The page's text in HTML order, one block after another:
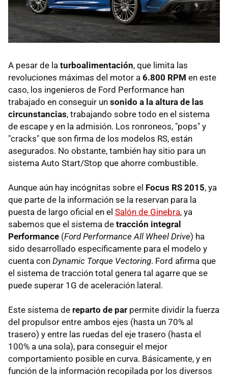
A pesar de la turboalimentación, que limita las
revoluciones máximas del motor a 6.800 RPM en este
caso, los ingenieros de Ford Performance han
trabajado en conseguir un sonido a la altura de las
circunstancias, trabajando sobre todo en el sistema
de escape y en la admisión. Los ronroneos, "pops" y
"cracks" que son firma de los modelos RS, están
asegurados. No obstante, también hay sitio para un
sistema Auto Start/Stop que ahorre combustible.
Aunque aún hay incógnitas sobre el Focus RS 2015, ya
que parte de la información se la reservan para la
puesta de largo oficial en el Salón de Ginebra, ya
sabemos que el sistema de tracción integral
Performance (Ford Performance All Wheel Drive) ha
sido desarrollado específicamente para el modelo y
cuenta con Dynamic Torque Vectoring. Ford afirma que
el sistema de tracción total genera tal agarre que se
puede superar 1G de aceleración lateral.
Este sistema de reparto de par permite dividir la fuerza
del propulsor entre ambos ejes (hasta un 70% al
trasero) y entre las ruedas del eje trasero (hasta el
100% a una sola), para conseguir el mejor
comportamiento posible en curva. Básicamente, y en
función de la información recopilada por los diversos